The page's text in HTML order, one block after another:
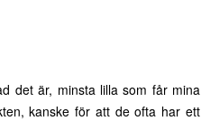
det är, minsta lilla som får mina
kanske för att de ofta har ett